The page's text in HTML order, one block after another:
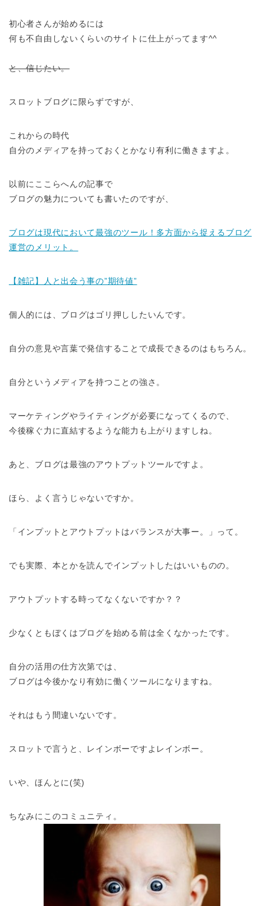
初心者さんが始めるには
何も不自由しないくらいのサイトに仕上がってます^^
と、信じたい。
スロットブログに限らずですが、
これからの時代
自分のメディアを持っておくとかなり有利に働きますよ。
以前にここらへんの記事で
ブログの魅力についても書いたのですが、
ブログは現代において最強のツール！多方面から捉えるブログ
運営のメリット。
【雑記】人と出会う事の”期待値”
個人的には、ブログはゴリ押ししたいんです。
自分の意見や言葉で発信することで成長できるのはもちろん。
自分というメディアを持つことの強さ。
マーケティングやライティングが必要になってくるので、
今後稼ぐ力に直結するような能力も上がりますしね。
あと、ブログは最強のアウトプットツールですよ。
ほら、よく言うじゃないですか。
「インプットとアウトプットはバランスが大事ー。」って。
でも実際、本とかを読んでインプットしたはいいものの。
アウトプットする時ってなくないですか？？
少なくともぼくはブログを始める前は全くなかったです。
自分の活用の仕方次第では、
ブログは今後かなり有効に働くツールになりますね。
それはもう間違いないです。
スロットで言うと、レインボーですよレインボー。
いや、ほんとに(笑)
ちなみにこのコミュニティ。